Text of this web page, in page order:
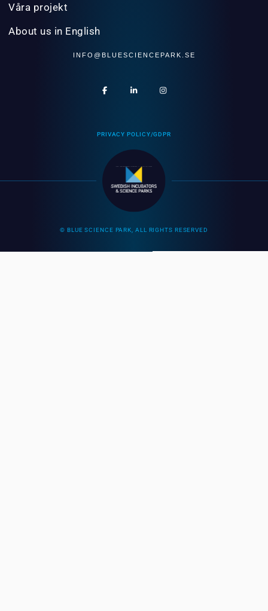
Våra projekt
About us in English
INFO@BLUESCIENCEPARK.SE
PRIVACY POLICY/GDPR
© BLUE SCIENCE PARK, ALL RIGHTS RESERVED